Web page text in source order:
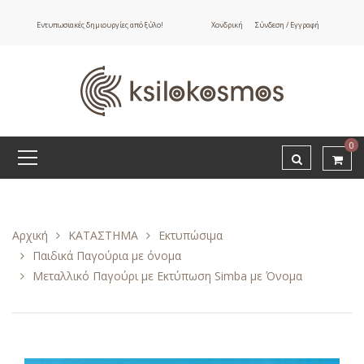
Εντυπωσιακές δημιουργίες από ξύλο! Χονδρική Σύνδεση / Εγγραφή
0
Αρχική ΚΑΤΑΣΤΗΜΑ
Εκτυπώσιμα
Παιδικά Παγούρια με όνομα
Μεταλλικό Παγούρι με Εκτύπωση Simba με Όνομα